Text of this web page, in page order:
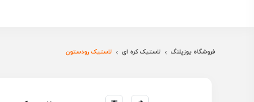
فروشگاه یوزپلنگ لاستیک کره ای لاستیک رودستون